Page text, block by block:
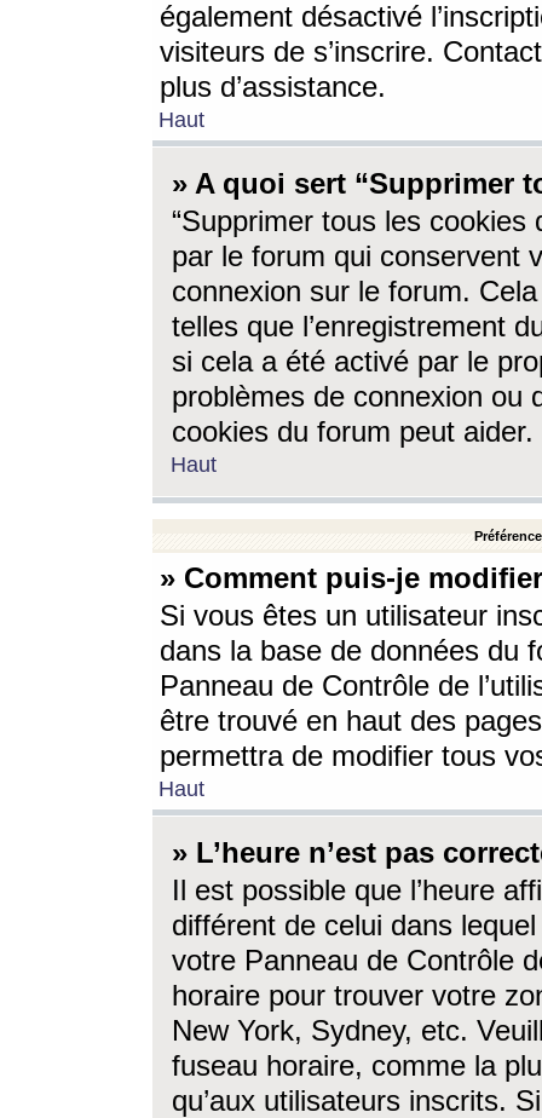
également désactivé
visiteurs de s’inscrire.
plus d’assistance.
Haut
» A quoi sert “Supprimer
“Supprimer tous les cookies
par le forum qui conservent
connexion sur le forum.
telles que l’enregistrement
si cela a été activé par le
problèmes de connexion ou
cookies du forum peut aider.
Haut
» Comment puis-je
Si vous êtes un utilisateur
dans la base de données du
Panneau de Contrôle de
être trouvé en haut des
permettra de modifier tous
Haut
» L’heure n’est pas
Il est possible que l’heure
différent de celui dans
votre Panneau de Contrôle
horaire pour trouver votre
New York, Sydney, etc.
fuseau horaire, comme la
qu’aux utilisateurs inscrits.